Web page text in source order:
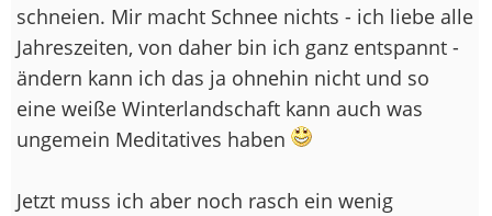
schneien. Mir macht Schnee nichts - ich liebe alle
Jahreszeiten, von daher bin ich ganz entspannt -
ändern kann ich das ja ohnehin nicht und so
eine weiße Winterlandschaft kann auch was
ungemein Meditatives haben
Jetzt muss ich aber noch rasch ein wenig